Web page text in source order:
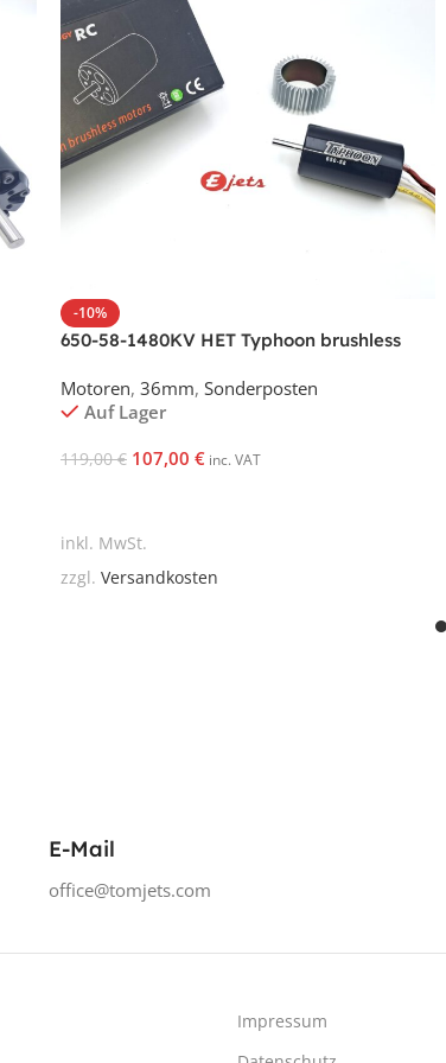
-10%
650-58-1480KV HET Typhoon brushless
Motoren, 36mm, Sonderposten
Auf Lager
119,00€ 107,00 € inc. VAT
inkl. MwSt.
zzgl. Versandkosten
E-Mail
office@tomjets.com
Impressum